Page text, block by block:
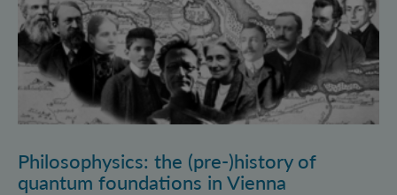
Philosophysics: the (pre-)history of
quantum foundations in Vienna